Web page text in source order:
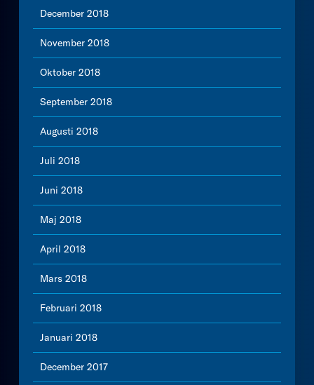
December 2018
November 2018
Oktober 2018
September 2018
Augusti 2018
Juli 2018
Juni 2018
Maj 2018
April 2018
Mars 2018
Februari 2018
Januari 2018
December 2017